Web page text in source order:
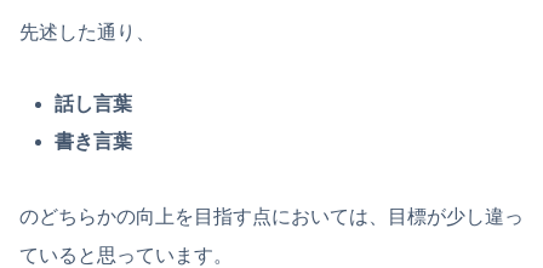
先述した通り、
話し言葉
書き言葉
のどちらかの向上を目指す点においては、目標が少し違っ
ていると思っています。